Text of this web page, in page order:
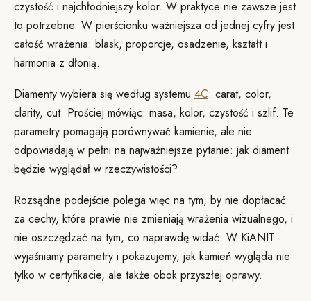
czystość i najchłodniejszy kolor. W praktyce nie zawsze jest
to potrzebne. W pierścionku ważniejsza od jednej cyfry jest
całość wrażenia: blask, proporcje, osadzenie, kształt i
harmonia z dłonią.
Diamenty wybiera się według systemu 4C: carat, color,
clarity, cut. Prościej mówiąc: masa, kolor, czystość i szlif. Te
parametry pomagają porównywać kamienie, ale nie
odpowiadają w pełni na najważniejsze pytanie: jak diament
będzie wyglądał w rzeczywistości?
Rozsądne podejście polega więc na tym, by nie dopłacać
za cechy, które prawie nie zmieniają wrażenia wizualnego, i
nie oszczędzać na tym, co naprawdę widać. W KiANIT
wyjaśniamy parametry i pokazujemy, jak kamień wygląda nie
tylko w certyfikacie, ale także obok przyszłej oprawy.